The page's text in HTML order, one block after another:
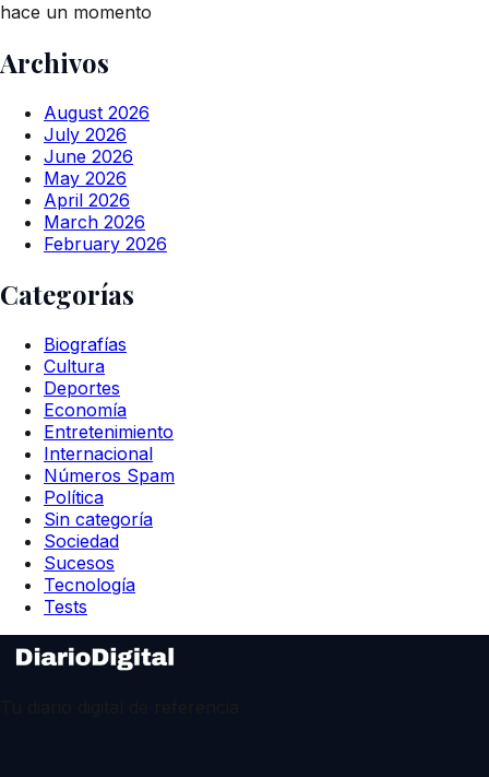
hace un momento
Archivos
August 2026
July 2026
June 2026
May 2026
April 2026
March 2026
February 2026
Categorías
Biografías
Cultura
Deportes
Economía
Entretenimiento
Internacional
Números Spam
Política
Sin categoría
Sociedad
Sucesos
Tecnología
Tests